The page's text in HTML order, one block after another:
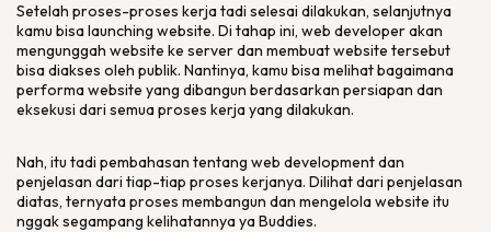
Setelah proses-proses kerja tadi selesai dilakukan, selanjutnya
kamu bisalaunching website. Di tahap ini, web developerakan
mengunggah website ke serverdan membuatwebsite tersebut
bisa diakses oleh publik. Nantinya, kamu bisa melihat bagaimana
performawebsite yang dibangun berdasarkan persiapan dan
eksekusi dari semua proses kerja yang dilakukan.
Nah, itu tadi pembahasan tentang web developmentdan
penjelasan dari tiap-tiap proses kerjanya. Dilihat dari penjelasan
diatas, ternyata proses membangun dan mengelolawebsite itu
nggak segampang kelihatannya yaBuddies.